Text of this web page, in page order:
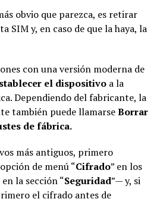
obvio que parezca, es retirar
SIM y, en caso de que la haya, la
con una versión moderna de
el dispositivo a la
Dependiendo del fabricante, la
también puede llamarseBorrar
de fábrica.
más antiguos, primero
de menú “Cifrado” en los
la sección “Seguridad”— y, si
el cifrado antes de